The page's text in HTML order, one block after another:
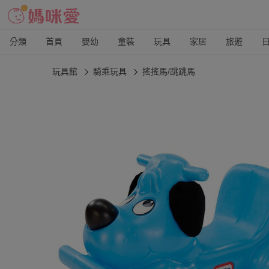
分類 首頁 嬰幼 童裝 玩具 家居 旅遊
玩具館 騎乘玩具 搖搖馬/跳跳馬